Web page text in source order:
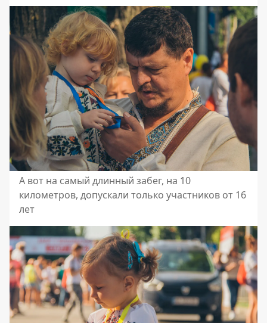
А вот на самый длинный забег, на 10
километров, допускали только участников от 16
лет